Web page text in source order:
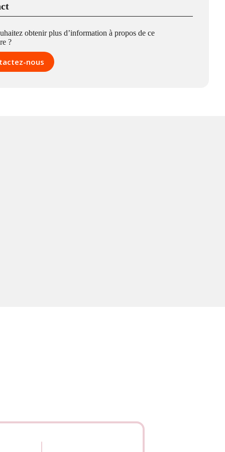
obtenir plus d’information à propos de ce
?
nous